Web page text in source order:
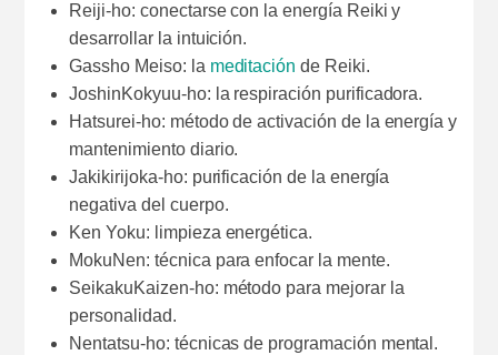
Reiji-ho: conectarse con la energía Reiki y
desarrollar la intuición.
Gassho Meiso: la meditación de Reiki.
JoshinKokyuu-ho: la respiración purificadora.
Hatsurei-ho: método de activación de la energía y
mantenimiento diario.
Jakikirijoka-ho: purificación de la energía
negativa del cuerpo.
Ken Yoku: limpieza energética.
MokuNen: técnica para enfocar la mente.
SeikakuKaizen-ho: método para mejorar la
personalidad.
Nentatsu-ho: técnicas de programación mental.